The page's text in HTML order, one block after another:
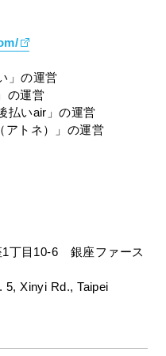
」の運営
の運営
払いair」の運営
アトネ）」の運営
丁目10-6 銀座ファース
Xinyi Rd., Taipei